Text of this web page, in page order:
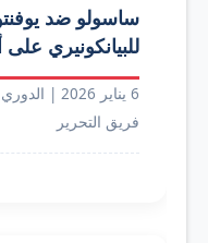
ساسولو ضد
للبيانكونيري
6 يناير 2026 |
فريق التحرير